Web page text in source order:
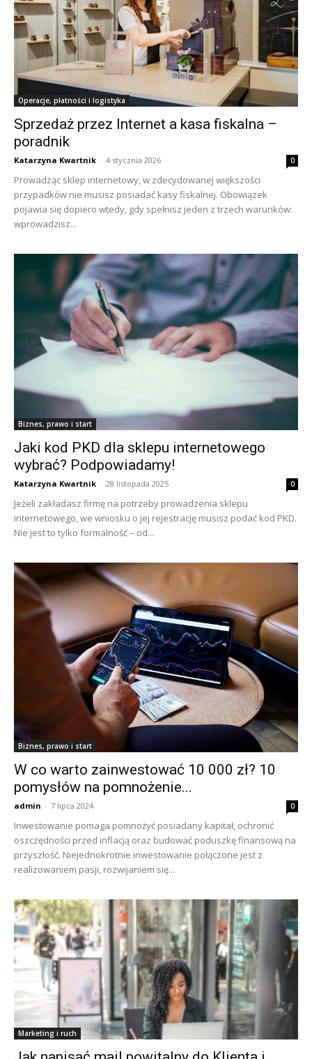
Operacje, płatności i logistyka
Sprzedaż przez Internet a kasa fiskalna –
poradnik
Katarzyna Kwartnik - 4 stycznia 2026 0
Prowadząc sklep internetowy, w zdecydowanej większości
przypadków nie musisz posiadać kasy fiskalnej. Obowiązek
pojawia się dopiero wtedy, gdy spełnisz jeden z trzech warunków:
wprowadzisz...
Biznes, prawo i start
Jaki kod PKD dla sklepu internetowego
wybrać? Podpowiadamy!
Katarzyna Kwartnik - 28 listopada 2025 0
Jeżeli zakładasz firmę na potrzeby prowadzenia sklepu
internetowego, we wniosku o jej rejestrację musisz podać kod PKD.
Nie jest to tylko formalność – od...
Biznes, prawo i start
W co warto zainwestować 10 000 zł? 10
pomysłów na pomnożenie...
admin - 7 lipca 2024 0
Inwestowanie pomaga pomnożyć posiadany kapitał, ochronić
oszczędności przed inflacją oraz budować poduszkę finansową na
przyszłość. Niejednokrotnie inwestowanie połączone jest z
realizowaniem pasji, rozwijaniem się...
Marketing i ruch